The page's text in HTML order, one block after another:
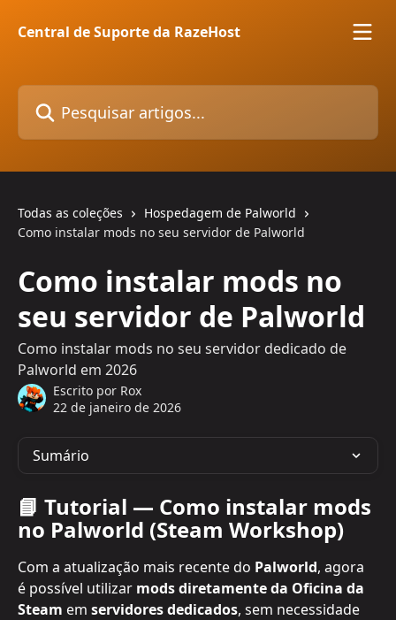
Central de Suporte da RazeHost
Pesquisar artigos...
Todas as coleções
Hospedagem de Palworld
Como instalar mods no seu servidor de Palworld
Como instalar mods no
seu servidor de Palworld
Como instalar mods no seu servidor dedicado de
Palworld em 2026
Escrito por Rox
22 de janeiro de 2026
Sumário
📘 Tutorial — Como instalar mods
no Palworld (Steam Workshop)
Com a atualização mais recente do Palworld, agora
é possível utilizar mods diretamente da Oficina da
Steam em servidores dedicados, sem necessidade